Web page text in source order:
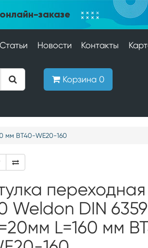
заказе
Статьи Новости Контакты
Корзина 0
мм BT40-WE20-160
Weldon DIN 6359
L=160 мм